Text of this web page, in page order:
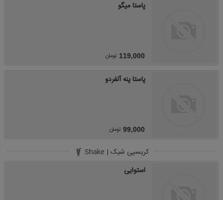
پاستا میگو
119,000 تومان
پاستا پنه آلفردو
99,000 تومان
کریسپی شیک | Shake
استوایی